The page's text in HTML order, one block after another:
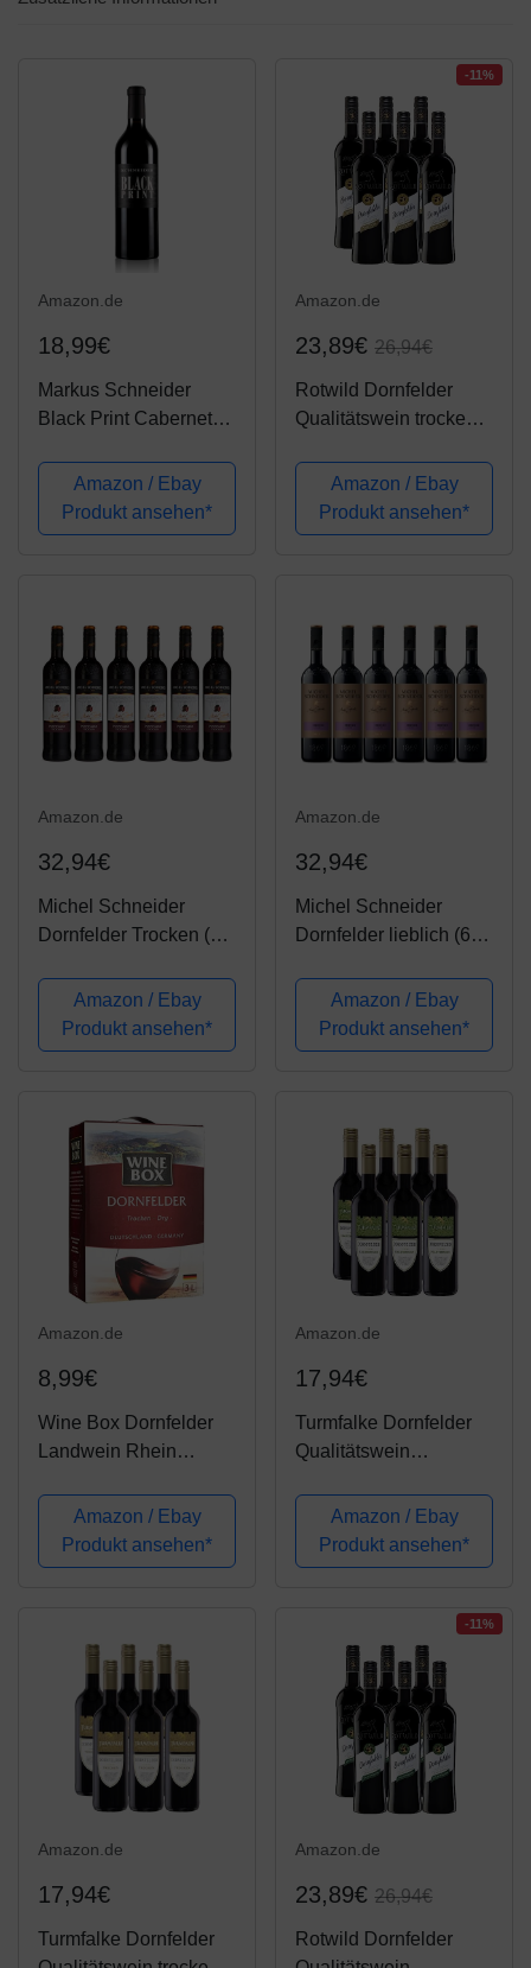
Amazon.de
18,99€
Markus Schneider
Black Print Cabernet
trocken (1 x 0.75 l)
Amazon / Ebay
Produkt ansehen*
-11%
Amazon.de
23,89€ 26,94€
Rotwild Dornfelder
Qualitätswein trocken
Amazon / Ebay
Produkt ansehen*
Amazon.de
32,94€
Michel Schneider
Dornfelder Trocken (6 x
Amazon / Ebay
Produkt ansehen*
Amazon.de
32,94€
Michel Schneider
Dornfelder lieblich (6 x
Amazon / Ebay
Produkt ansehen*
Amazon.de
8,99€
Wine Box Dornfelder
Landwein Rhein
Amazon / Ebay
Produkt ansehen*
Amazon.de
17,94€
Turmfalke Dornfelder
Qualitätswein
Amazon / Ebay
Produkt ansehen*
Amazon.de
17,94€
Turmfalke Dornfelder
-11%
Amazon.de
23,89€ 26,94€
Rotwild Dornfelder